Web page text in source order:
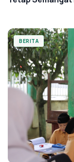
BERITA